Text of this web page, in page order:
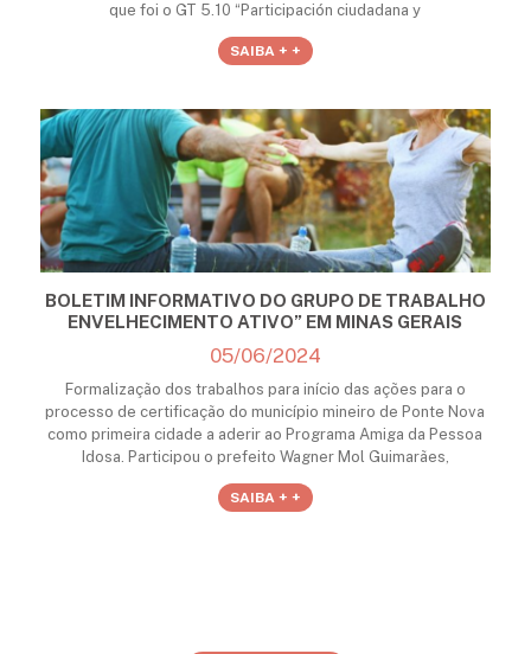
que foi o GT 5.10 “Participación ciudadana y
SAIBA + +
BOLETIM INFORMATIVO DO GRUPO DE TRABALHO
ENVELHECIMENTO ATIVO” EM MINAS GERAIS
05/06/2024
Formalização dos trabalhos para início das ações para o
processo de certificação do município mineiro de Ponte Nova
como primeira cidade a aderir ao Programa Amiga da Pessoa
Idosa. Participou o prefeito Wagner Mol Guimarães,
SAIBA + +